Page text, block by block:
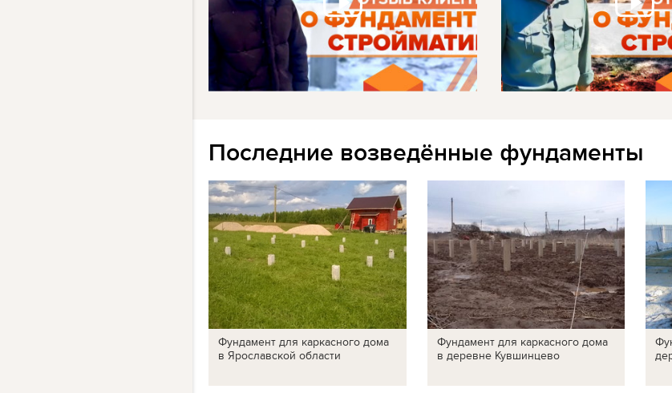
Последние возведённые фундаменты
Фундамент для каркасного дома
в Ярославской области
Фундамент для каркасного дома
в деревне Кувшинцево